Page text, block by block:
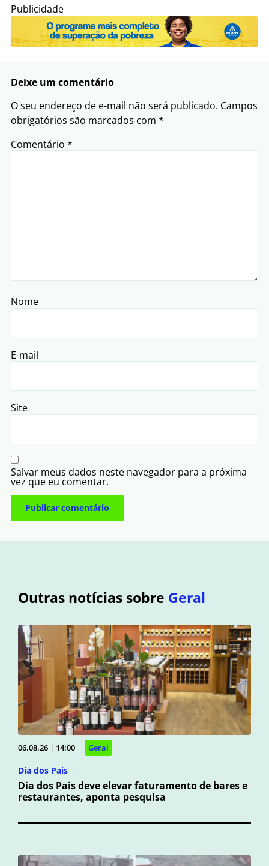
Publicidade
Deixe um comentário
O seu endereço de e-mail não será publicado. Campos
obrigatórios são marcados com *
Comentário *
Nome
E-mail
Site
Salvar meus dados neste navegador para a próxima
vez que eu comentar.
Outras notícias sobre Geral
06.08.26 | 14:00 Geral
Dia dos Pais
Dia dos Pais deve elevar faturamento de bares e
restaurantes, aponta pesquisa